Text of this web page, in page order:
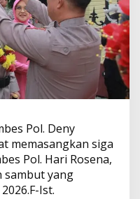
Pol. Deny
memasangkan siga
Pol. Hari Rosena,
sambut yang
Ist.